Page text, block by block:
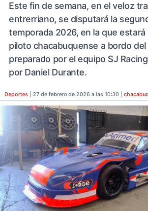
Este fin de semana, en el veloz
entrerriano, se disputará la
temporada 2026, en la que
piloto chacabuquense a bordo del
preparado por el equipo SJ
por Daniel Durante.
Deportes | 27 de febrero de 2026 a las 10:30 |